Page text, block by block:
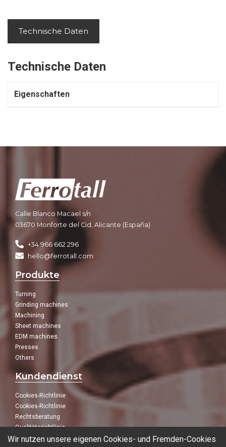
Technische Daten
Technische Daten
Eigenschaften
Calle Blanco Macael s/n
03670 Monforte del Cid, Alicante (España)
+34 966 662 296
hello@ferrotall.com
Produkte
Turning
Grinding machines
Machining
Sheet machines
EDM machines
Presses
Others
Kundendienst
Cookies-Richtlinie
Cookies-Richtlinie
Rechtsberatung
Qualitätsrichtlinie
Wir nutzen unsere eigenen Cookies- und Fremden-Cookies